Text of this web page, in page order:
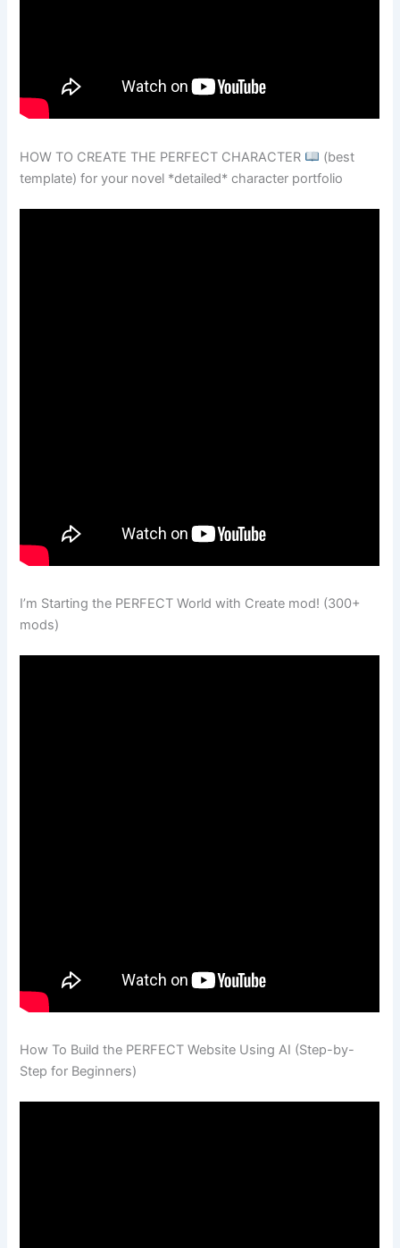
HOW TO CREATE THE PERFECT CHARACTER
(best
template) for your novel *detailed* character portfolio
I’m Starting the PERFECT World with Create mod! (300+
mods)
How To Build the PERFECT Website Using AI (Step-by-
Step for Beginners)